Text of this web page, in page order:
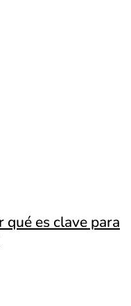
qué es clave para